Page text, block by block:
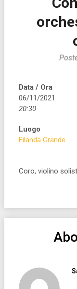
Data / Ora
06/11/2021
20:30
Luogo
Filanda Grande
Coro, violino